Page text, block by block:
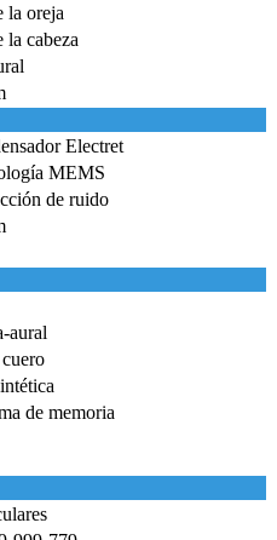
la oreja
la cabeza
Electret
MEMS
de ruido
aural
de memoria